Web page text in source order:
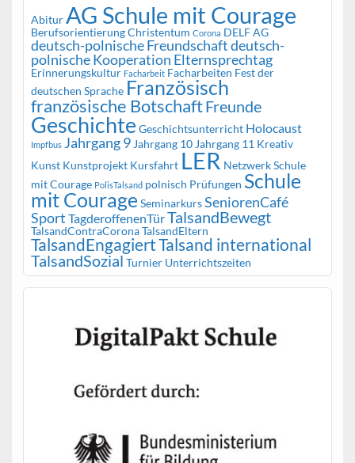
AbiturAG Schule mit Courage
BerufsorientierungChristentum Corona DELF AG
deutsch-polnische Freundschaftdeutsch-
polnische Kooperation Elternsprechtag
Erinnerungskultur Facharbeit Facharbeiten Fest der
deutschen Sprache Französisch
französische BotschaftFreunde
Geschichte Geschichtsunterricht Holocaust
Impfbus Jahrgang 9 Jahrgang 10 Jahrgang 11 Kreativ
Kunst Kunstprojekt Kursfahrt LER Netzwerk Schule
mit Courage PolisTalsand polnisch Prüfungen Schule
mit Courage SeminarkursSeniorenCafé
Sport TagderoffenenTürTalsandBewegt
TalsandContraCoronaTalsandEltern
TalsandEngagiertTalsand international
TalsandSozial Turnier Unterrichtszeiten